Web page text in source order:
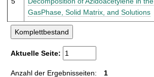
GasPhase, Solid Matrix, and Solutions
Aktuelle Seite:
Anzahl der Ergebnisseiten: 1